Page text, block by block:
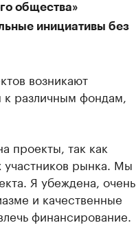
общества»
инициативы без
возникают
к различным фондам,
проекты, так как
участников рынка. Мы
Я убеждена, очень
и качественные
финансирование.